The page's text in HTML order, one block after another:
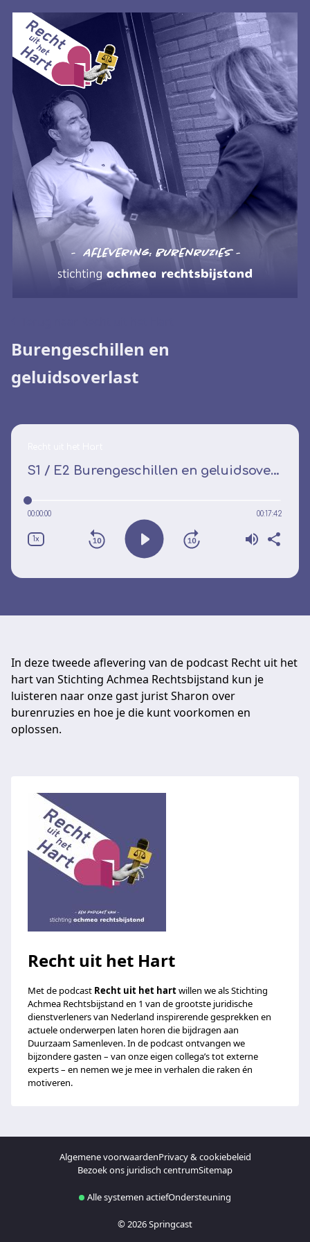
Burengeschillen en
geluidsoverlast
In deze tweede aflevering van de podcast Recht uit het
hart van Stichting Achmea Rechtsbijstand kun je
luisteren naar onze gast jurist Sharon over
burenruzies en hoe je die kunt voorkomen en
oplossen.
Recht uit het Hart
Met de podcast Recht uit het hartwillen we als Stichting
Achmea Rechtsbijstand en 1 van de grootste juridische
dienstverleners van Nederland inspirerende gesprekken en
actuele onderwerpen laten horen die bijdragen aan
Duurzaam Samenleven. In de podcast ontvangen we
bijzondere gasten – van onze eigen collega’s tot externe
experts – en nemen we je mee in verhalen die raken én
motiveren.
Algemene voorwaardenPrivacy & cookiebeleid
Bezoek ons juridisch centrumSitemap
Alle systemen actiefOndersteuning
© 2026 Springcast